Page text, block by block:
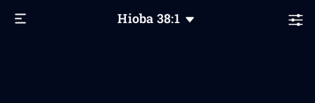
Hioba 38:1